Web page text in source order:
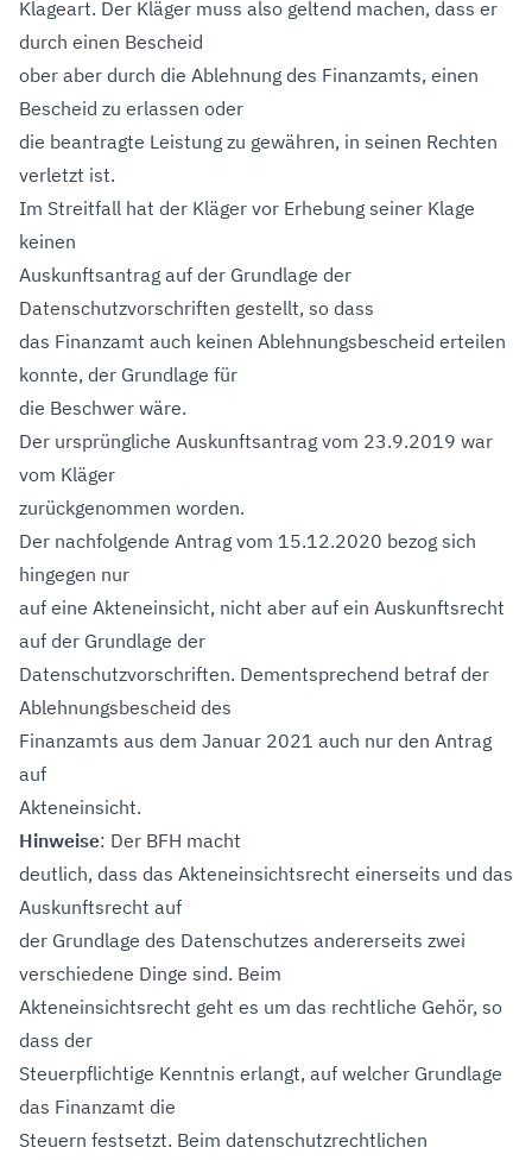
Klageart. Der Kläger muss also geltend machen, dass er
durch einen Bescheid
ober aber durch die Ablehnung des Finanzamts, einen
Bescheid zu erlassen oder
die beantragte Leistung zu gewähren, in seinen Rechten
verletzt ist.
Im Streitfall hat der Kläger vor Erhebung seiner Klage
keinen
Auskunftsantrag auf der Grundlage der
Datenschutzvorschriften gestellt, so dass
das Finanzamt auch keinen Ablehnungsbescheid erteilen
konnte, der Grundlage für
die Beschwer wäre.
Der ursprüngliche Auskunftsantrag vom 23.9.2019 war
vom Kläger
zurückgenommen worden.
Der nachfolgende Antrag vom 15.12.2020 bezog sich
hingegen nur
auf eine Akteneinsicht, nicht aber auf ein Auskunftsrecht
auf der Grundlage der
Datenschutzvorschriften. Dementsprechend betraf der
Ablehnungsbescheid des
Finanzamts aus dem Januar 2021 auch nur den Antrag
auf
Akteneinsicht.
Hinweise: Der BFH macht
deutlich, dass das Akteneinsichtsrecht einerseits und das
Auskunftsrecht auf
der Grundlage des Datenschutzes andererseits zwei
verschiedene Dinge sind. Beim
Akteneinsichtsrecht geht es um das rechtliche Gehör, so
dass der
Steuerpflichtige Kenntnis erlangt, auf welcher Grundlage
das Finanzamt die
Steuern festsetzt. Beim datenschutzrechtlichen